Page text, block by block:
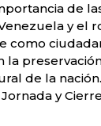
de
y el
como
la
de la nación.
y